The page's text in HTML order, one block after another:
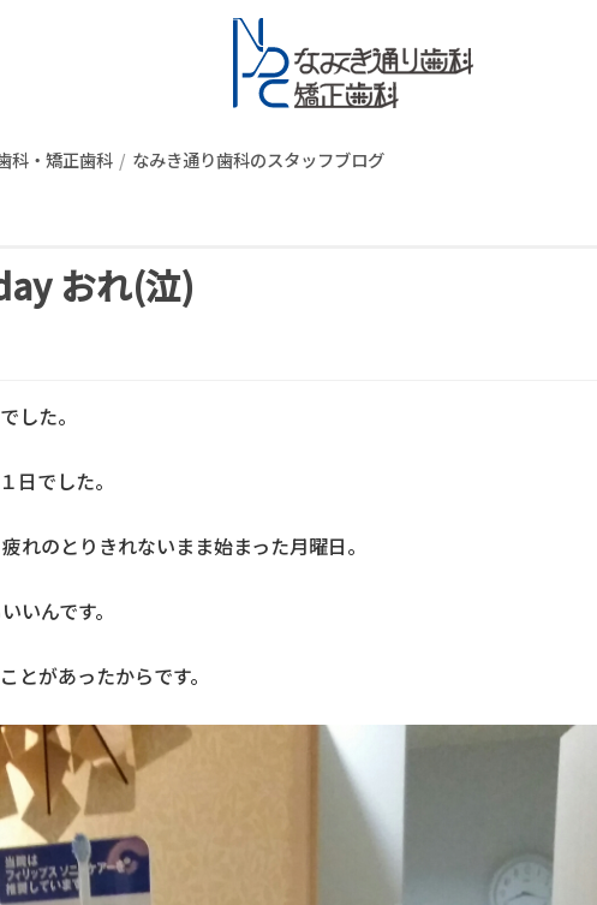
科・矯正歯科
なみき通り歯科のスタッフブログ
おれ(泣)
した。
日でした。
れのとりきれないまま始まった月曜日。
いんです。
とがあったからです。